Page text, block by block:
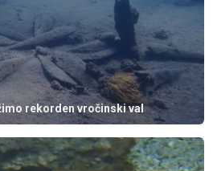
rekorden vročinski val